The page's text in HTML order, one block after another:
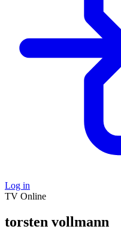
Log in
TV Online
torsten vollmann